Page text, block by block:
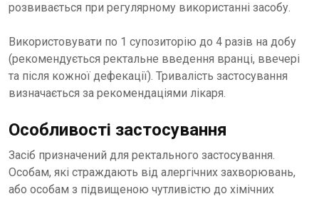
розвивається при регулярному використанні засобу.
Використовувати по 1 супозиторію до 4 разів на добу
(рекомендується ректальне введення вранці, ввечері
та після кожної дефекації). Тривалість застосування
визначається за рекомендаціями лікаря.
Особливості застосування
Засіб призначений для ректального застосування.
Особам, які страждають від алергічних захворювань,
або особам з підвищеною чутливістю до хімічних